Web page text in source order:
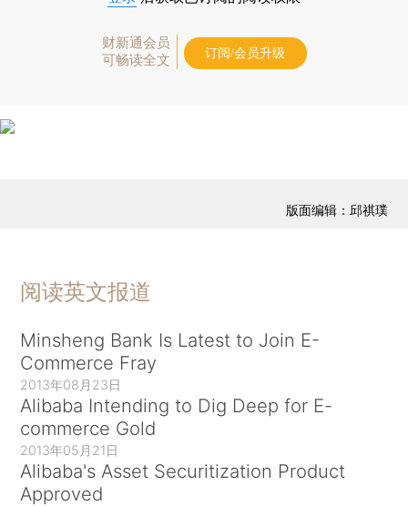
财新通会员
可畅读全文
订阅/会员升级
版面编辑：邱祺璞
阅读英文报道
Minsheng Bank Is Latest to Join E-
Commerce Fray
2013年08月23日
Alibaba Intending to Dig Deep for E-
commerce Gold
2013年05月21日
Alibaba's Asset Securitization Product
Approved